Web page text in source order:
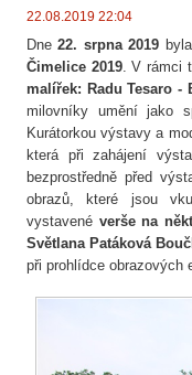
22.08.2019 22:04
Dne22. srpna 2019
Čimelice 2019. V rámci
malířek: Radu Tesaro -
milovníky umění jako
Kurátorkou výstavy a
která při zahájení
bezprostředně před
obrazů, které jsou
vystavené verše na
Světlana Patáková
při prohlídce obrazových